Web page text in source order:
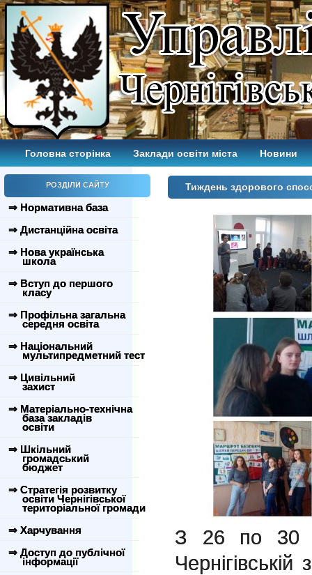
Головна сторінка Заклади освіти міста Новини
РОЗДІЛИ САЙТУ
⇒ Нормативна база
⇒ Дистанційна освіта
⇒ Нова українська
школа
⇒ Вступ до першого
класу
⇒ Профільна загальна
середня освіта
⇒ Національний
мультипредметний тест
⇒ Цивільний
захист
⇒ Матеріально-технічна
база закладів
освіти
⇒ Шкільний
громадський
бюджет
⇒ Стратегія розвитку
освіти Чернігівської
територіальної громади
⇒ Харчування
⇒ Доступ до публічної
інформації
Тиждень здорового
З 26 по 30
Чернігівській